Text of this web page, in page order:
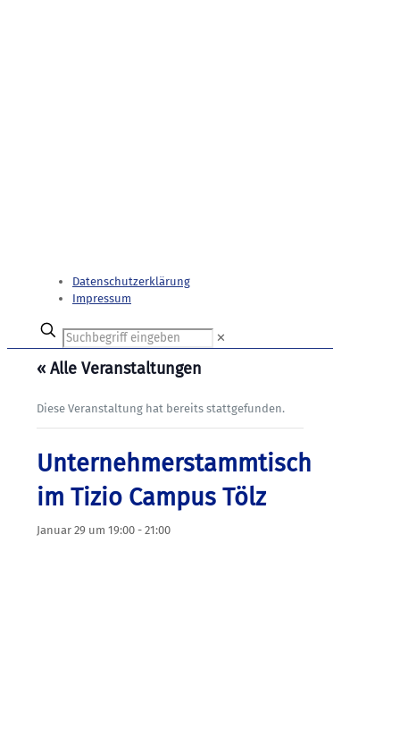
Datenschutzerklärung
Impressum
✕
« Alle Veranstaltungen
Diese Veranstaltung hat bereits stattgefunden.
Unternehmerstammtisch
im Tizio Campus Tölz
Januar 29 um 19:00 - 21:00